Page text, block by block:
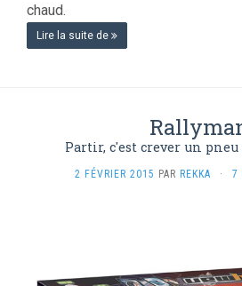
chaud.
Lire la suite de
Partir, c'est crever un
2 FÉVRIER 2015 PAR REKKA · 7